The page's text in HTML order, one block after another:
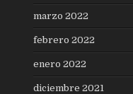
marzo 2022
febrero 2022
enero 2022
diciembre 2021